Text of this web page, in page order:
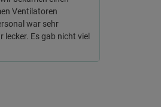
Ventilatoren
war sehr
Es gab nicht viel